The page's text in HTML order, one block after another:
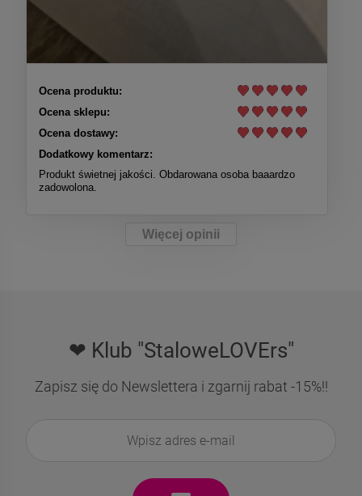
Ocena produktu:
Ocena sklepu:
Ocena dostawy:
Dodatkowy komentarz:
Produkt świetnej jakości. Obdarowana osoba baaardzo
zadowolona.
Więcej opinii
❤ Klub "StaloweLOVErs"
Zapisz się do Newslettera i zgarnij rabat -15%!!